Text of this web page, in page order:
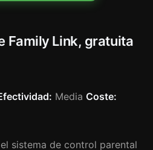
Family Link, gratuita
Media Coste:
sistema de control parental